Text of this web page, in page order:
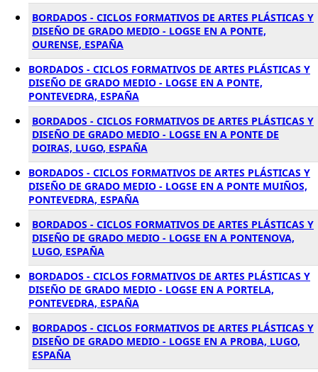
BORDADOS - CICLOS FORMATIVOS DE ARTES PLÁSTICAS Y
DISEÑO DE GRADO MEDIO - LOGSE EN A PONTE,
OURENSE, ESPAÑA
BORDADOS - CICLOS FORMATIVOS DE ARTES PLÁSTICAS Y
DISEÑO DE GRADO MEDIO - LOGSE EN A PONTE,
PONTEVEDRA, ESPAÑA
BORDADOS - CICLOS FORMATIVOS DE ARTES PLÁSTICAS Y
DISEÑO DE GRADO MEDIO - LOGSE EN A PONTE DE
DOIRAS, LUGO, ESPAÑA
BORDADOS - CICLOS FORMATIVOS DE ARTES PLÁSTICAS Y
DISEÑO DE GRADO MEDIO - LOGSE EN A PONTE MUIÑOS,
PONTEVEDRA, ESPAÑA
BORDADOS - CICLOS FORMATIVOS DE ARTES PLÁSTICAS Y
DISEÑO DE GRADO MEDIO - LOGSE EN A PONTENOVA,
LUGO, ESPAÑA
BORDADOS - CICLOS FORMATIVOS DE ARTES PLÁSTICAS Y
DISEÑO DE GRADO MEDIO - LOGSE EN A PORTELA,
PONTEVEDRA, ESPAÑA
BORDADOS - CICLOS FORMATIVOS DE ARTES PLÁSTICAS Y
DISEÑO DE GRADO MEDIO - LOGSE EN A PROBA, LUGO,
ESPAÑA